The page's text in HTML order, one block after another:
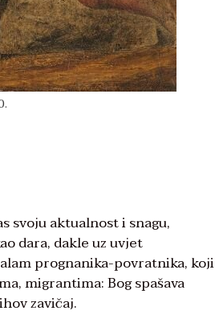
svoju aktualnost i snagu,
dara, dakle uz uvjet
prognanika-povratnika, koji
migrantima: Bog spašava
zavičaj.